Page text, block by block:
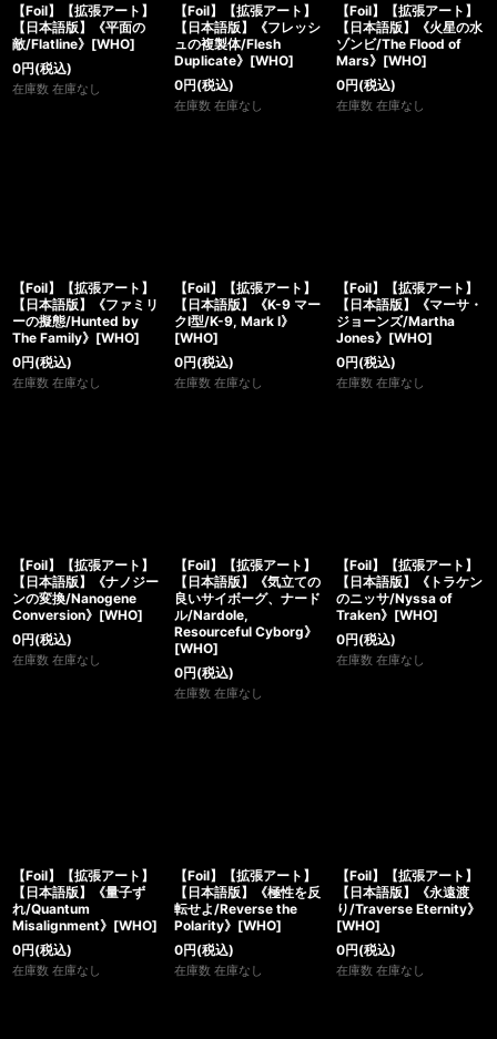
【Foil】【拡張アート】
【日本語版】《平面の
敵/Flatline》[WHO]
0円(税込)
在庫数 在庫なし
【Foil】【拡張アート】
【日本語版】《フレッシ
ュの複製体/Flesh
Duplicate》[WHO]
0円(税込)
在庫数 在庫なし
【Foil】【拡張アート】
【日本語版】《火星の水
ゾンビ/The Flood of
Mars》[WHO]
0円(税込)
在庫数 在庫なし
【Foil】【拡張アート】
【日本語版】《ファミリ
ーの擬態/Hunted by
The Family》[WHO]
0円(税込)
在庫数 在庫なし
【Foil】【拡張アート】
【日本語版】《K-9 マー
クI型/K-9, Mark I》
[WHO]
0円(税込)
在庫数 在庫なし
【Foil】【拡張アート】
【日本語版】《マーサ・
ジョーンズ/Martha
Jones》[WHO]
0円(税込)
在庫数 在庫なし
【Foil】【拡張アート】
【日本語版】《ナノジー
ンの変換/Nanogene
Conversion》[WHO]
0円(税込)
在庫数 在庫なし
【Foil】【拡張アート】
【日本語版】《気立ての
良いサイボーグ、ナード
ル/Nardole,
Resourceful Cyborg》
[WHO]
0円(税込)
在庫数 在庫なし
【Foil】【拡張アート】
【日本語版】《トラケン
のニッサ/Nyssa of
Traken》[WHO]
0円(税込)
在庫数 在庫なし
【Foil】【拡張アート】
【日本語版】《量子ず
れ/Quantum
Misalignment》[WHO]
0円(税込)
在庫数 在庫なし
【Foil】【拡張アート】
【日本語版】《極性を反
転せよ/Reverse the
Polarity》[WHO]
0円(税込)
在庫数 在庫なし
【Foil】【拡張アート】
【日本語版】《永遠渡
り/Traverse Eternity》
[WHO]
0円(税込)
在庫数 在庫なし